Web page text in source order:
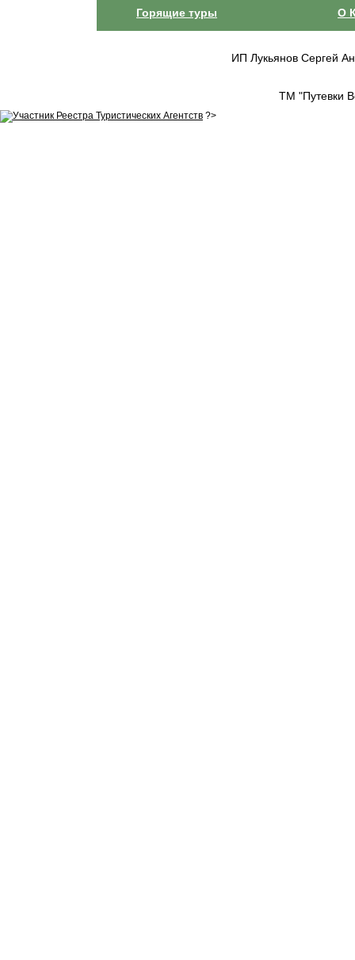
Горящие туры О
ИП Лукьянов Сергей
ТМ "Путевки
?>